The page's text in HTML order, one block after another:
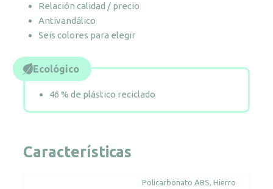
Relación calidad / precio
Antivandálico
Seis colores para elegir
Ecológico
46 % de plástico reciclado
Características
Policarbonato ABS Hierro